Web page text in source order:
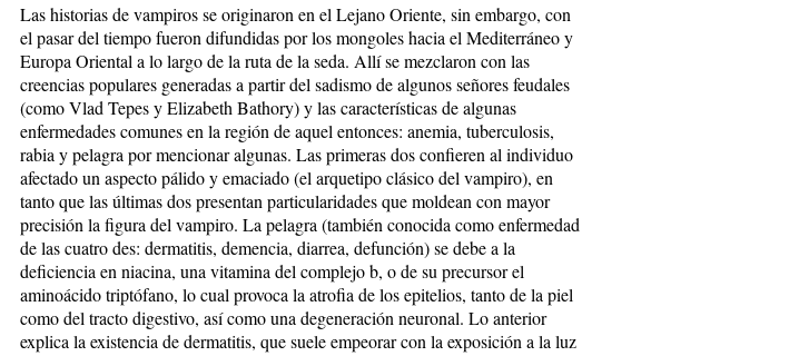
Las historias de vampiros se originaron en el Lejano Oriente, sin embargo, con
el pasar del tiempo fueron difundidas por los mongoles hacia el Mediterráneo y
Europa Oriental a lo largo de la ruta de la seda. Allí se mezclaron con las
creencias populares generadas a partir del sadismo de algunos señores feudales
(como Vlad Tepes y Elizabeth Bathory) y las características de algunas
enfermedades comunes en la región de aquel entonces: anemia, tuberculosis,
rabia y pelagra por mencionar algunas. Las primeras dos confieren al individuo
afectado un aspecto pálido y emaciado (el arquetipo clásico del vampiro), en
tanto que las últimas dos presentan particularidades que moldean con mayor
precisión la figura del vampiro. La pelagra (también conocida como enfermedad
de las cuatro des: dermatitis, demencia, diarrea, defunción) se debe a la
deficiencia en niacina, una vitamina del complejo b, o de su precursor el
aminoácido triptófano, lo cual provoca la atrofia de los epitelios, tanto de la piel
como del tracto digestivo, así como una degeneración neuronal. Lo anterior
explica la existencia de dermatitis, que suele empeorar con la exposición a la luz